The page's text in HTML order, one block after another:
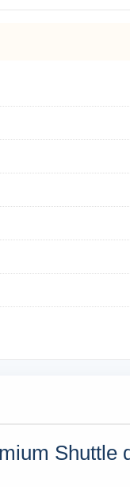
Shuttle